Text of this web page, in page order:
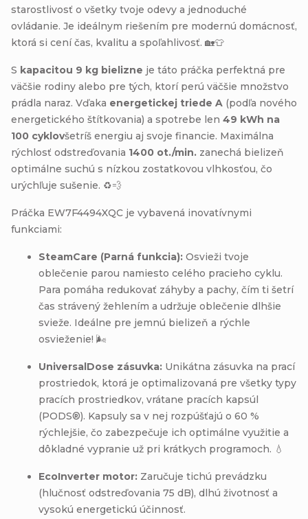
starostlivosť o všetky tvoje odevy a jednoduché
ovládanie. Je ideálnym riešením pre modernú domácnosť,
ktorá si cení čas, kvalitu a spoľahlivosť. 🏡👕
S kapacitou 9 kg bielizne je táto práčka perfektná pre
väčšie rodiny alebo pre tých, ktorí perú väčšie množstvo
prádla naraz. Vďaka energetickej triede A (podľa nového
energetického štítkovania) a spotrebe len 49 kWh na
100 cyklovšetríš energiu aj svoje financie. Maximálna
rýchlosť odstreďovania 1400 ot./min. zanechá bielizeň
optimálne suchú s nízkou zostatkovou vlhkosťou, čo
urýchľuje sušenie. ♻️💨
Práčka EW7F4494XQC je vybavená inovatívnymi
funkciami:
SteamCare (Parná funkcia): Osvieži tvoje
oblečenie parou namiesto celého pracieho cyklu.
Para pomáha redukovať záhyby a pachy, čím ti šetrí
čas strávený žehlením a udržuje oblečenie dlhšie
svieže. Ideálne pre jemnú bielizeň a rýchle
osvieženie! 🌬️
UniversalDose zásuvka: Unikátna zásuvka na prací
prostriedok, ktorá je optimalizovaná pre všetky typy
pracích prostriedkov, vrátane pracích kapsúl
(PODS®). Kapsuly sa v nej rozpúšťajú o 60 %
rýchlejšie, čo zabezpečuje ich optimálne využitie a
dôkladné vypranie už pri krátkych programoch. 💧
EcoInverter motor: Zaručuje tichú prevádzku
(hlučnosť odstreďovania 75 dB), dlhú životnosť a
vysokú energetickú účinnosť.